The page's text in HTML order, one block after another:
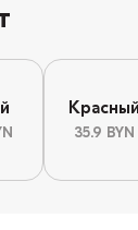
Красный
35.9 BYN